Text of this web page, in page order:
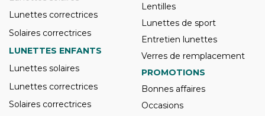
Lunettes correctrices
Solaires correctrices
LUNETTES ENFANTS
Lunettes solaires
Lunettes correctrices
Solaires correctrices
Lentilles
Lunettes de sport
Entretien lunettes
Verres de remplacement
PROMOTIONS
Bonnes affaires
Occasions